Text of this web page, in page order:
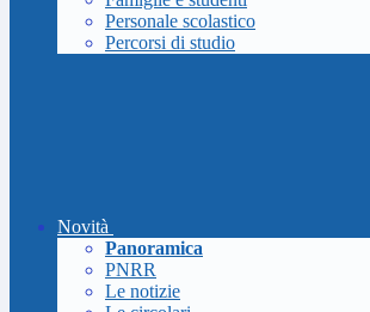
Personale scolastico
Percorsi di studio
Novità
Panoramica
PNRR
Le notizie